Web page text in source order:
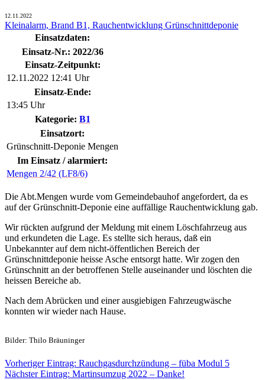
12.11.2022
Kleinalarm, Brand B1, Rauchentwicklung Grünschnittdeponie
Einsatzdaten:
Einsatz-Nr.: 2022/36
Einsatz-Zeitpunkt:
12.11.2022 12:41 Uhr
Einsatz-Ende:
13:45 Uhr
Kategorie: B1
Einsatzort:
Grünschnitt-Deponie Mengen
Im Einsatz / alarmiert:
Mengen 2/42 (LF8/6)
Die Abt.Mengen wurde vom Gemeindebauhof angefordert, da es
auf der Grünschnitt-Deponie eine auffällige Rauchentwicklung gab.
Wir rückten aufgrund der Meldung mit einem Löschfahrzeug aus
und erkundeten die Lage. Es stellte sich heraus, daß ein
Unbekannter auf dem nicht-öffentlichen Bereich der
Grünschnittdeponie heisse Asche entsorgt hatte. Wir zogen den
Grünschnitt an der betroffenen Stelle auseinander und löschten die
heissen Bereiche ab.
Nach dem Abrücken und einer ausgiebigen Fahrzeugwäsche
konnten wir wieder nach Hause.
Bilder: Thilo Bräuninger
Beitragsnavigation
Vorheriger Eintrag: Vorheriger
Eintrag:
Rauchgasdurchzündung – füba Modul 5
Nächster Eintrag: Nächster
Martinsumzug 2022 – Danke!